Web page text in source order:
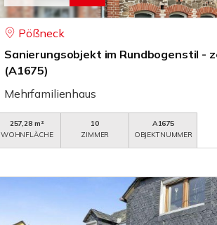
Pößneck
Sanierungsobjekt im Rundbogenstil -
(A1675)
Mehrfamilienhaus
257,28 m²
WOHNFLÄCHE
10
ZIMMER
A1675
OBJEKTNUMMER